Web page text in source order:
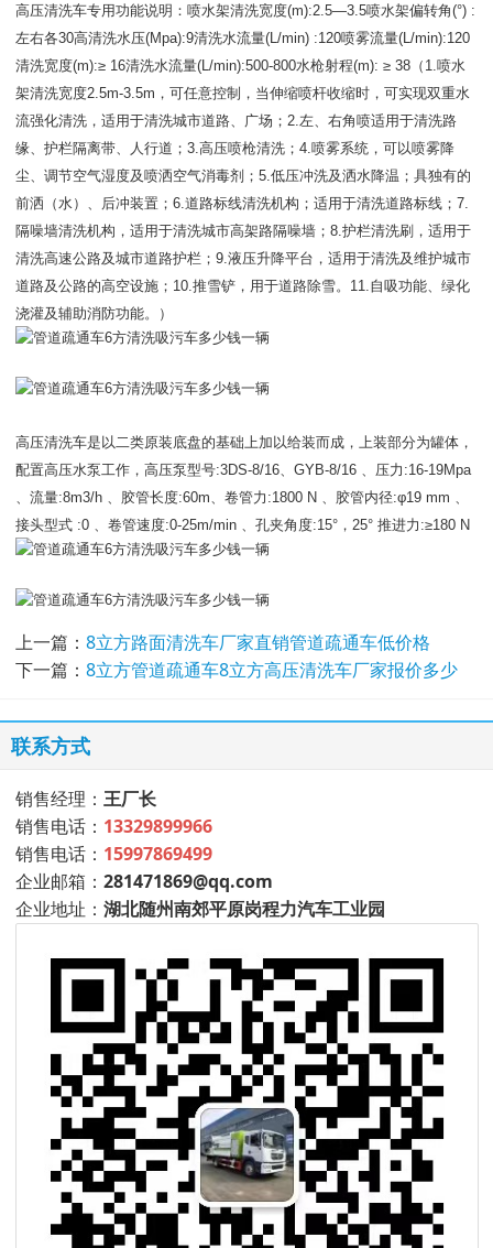
高压清洗车专用功能说明：喷水架清洗宽度(m):2.5—3.5喷水架偏转角(°) :
左右各30高清洗水压(Mpa):9清洗水流量(L/min) :120喷雾流量(L/min):120
清洗宽度(m):≥ 16清洗水流量(L/min):500-800水枪射程(m): ≥ 38（1.喷水
架清洗宽度2.5m-3.5m，可任意控制，当伸缩喷杆收缩时，可实现双重水
流强化清洗，适用于清洗城市道路、广场；2.左、右角喷适用于清洗路
缘、护栏隔离带、人行道；3.高压喷枪清洗；4.喷雾系统，可以喷雾降
尘、调节空气湿度及喷洒空气消毒剂；5.低压冲洗及洒水降温；具独有的
前洒（水）、后冲装置；6.道路标线清洗机构；适用于清洗道路标线；7.
隔噪墙清洗机构，适用于清洗城市高架路隔噪墙；8.护栏清洗刷，适用于
清洗高速公路及城市道路护栏；9.液压升降平台，适用于清洗及维护城市
道路及公路的高空设施；10.推雪铲，用于道路除雪。11.自吸功能、绿化
浇灌及辅助消防功能。）
高压清洗车是以二类原装底盘的基础上加以给装而成，上装部分为罐体，
配置高压水泵工作，高压泵型号:3DS-8/16、GYB-8/16 、压力:16-19Mpa
、流量:8m3/h 、胶管长度:60m、卷管力:1800 N 、胶管内径:φ19 mm 、
接头型式 :0 、卷管速度:0-25m/min 、孔夹角度:15°，25° 推进力:≥180 N
上一篇： 8立方路面清洗车厂家直销管道疏通车低价格
下一篇： 8立方管道疏通车8立方高压清洗车厂家报价多少
联系方式
销售经理： 王厂长
销售电话： 13329899966
销售电话： 15997869499
企业邮箱： 281471869@qq.com
企业地址： 湖北随州南郊平原岗程力汽车工业园